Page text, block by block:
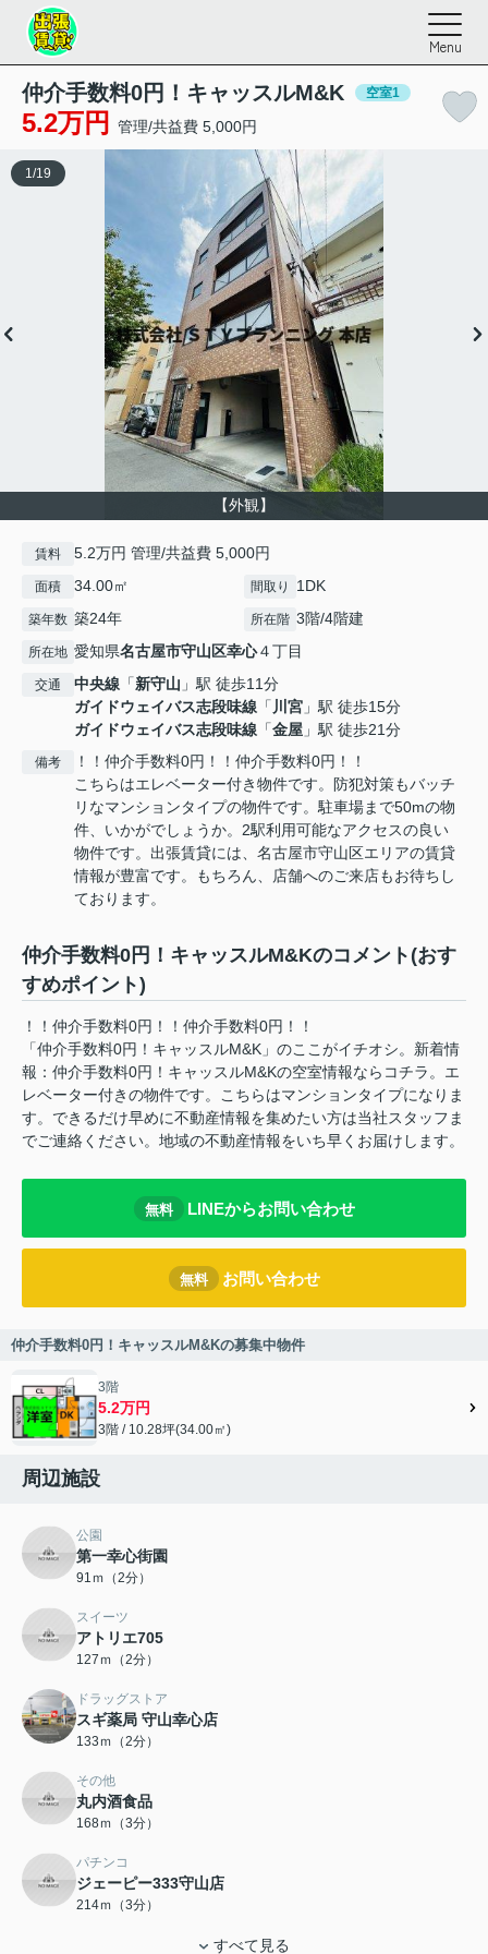
Menu
仲介手数料0円！キャッスルM&K 空室1
5.2万円 管理/共益費 5,000円
【外観】
1 /19
賃料 5.2万円 管理/共益費 5,000円
面積 34.00㎡ 間取り 1DK
築年数 築24年 所在階 3階/4階建
所在地 愛知県名古屋市守山区幸心４丁目
交通 中央線 「新守山 」駅 徒歩11分
ガイドウェイバス志段味線 「 川宮 」駅 徒歩15分
ガイドウェイバス志段味線 「金屋 」駅 徒歩21分
備考
！！仲介手数料0円！！仲介手数料0円！！
こちらはエレベーター付き物件です。防犯対策もバッチ
リなマンションタイプの物件です。駐車場まで50mの物
件、いかがでしょうか。2駅利用可能なアクセスの良い
物件です。出張賃貸には、名古屋市守山区エリアの賃貸
情報が豊富です。もちろん、店舗へのご来店もお待ちし
ております。
仲介手数料0円！キャッスルM&Kのコメント(おす
すめポイント)
！！仲介手数料0円！！仲介手数料0円！！
「仲介手数料0円！キャッスルM&K」のここがイチオシ。新着情
報：仲介手数料0円！キャッスルM&Kの空室情報ならコチラ。エ
レベーター付きの物件です。こちらはマンションタイプになりま
す。できるだけ早めに不動産情報を集めたい方は当社スタッフま
でご連絡ください。地域の不動産情報をいち早くお届けします。
無料 LINEからお問い合わせ
無料 お問い合わせ
仲介手数料0円！キャッスルM&Kの募集中物件
3階
5.2万円
3階 / 10.28坪(34.00㎡)
周辺施設
公園
第一幸心街園
91ｍ（2分）
スイーツ
アトリエ705
127ｍ（2分）
ドラッグストア
スギ薬局 守山幸心店
133ｍ（2分）
その他
丸内酒食品
168ｍ（3分）
パチンコ
ジェーピー333守山店
214ｍ（3分）
すべて見る